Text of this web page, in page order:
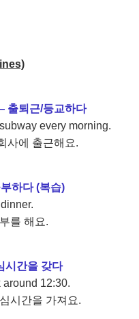
퇴근/등교하다
every morning.
사에 출근해요.
하다 (복습)
를 해요.
간을 갖다
12:30.
시간을 가져요.